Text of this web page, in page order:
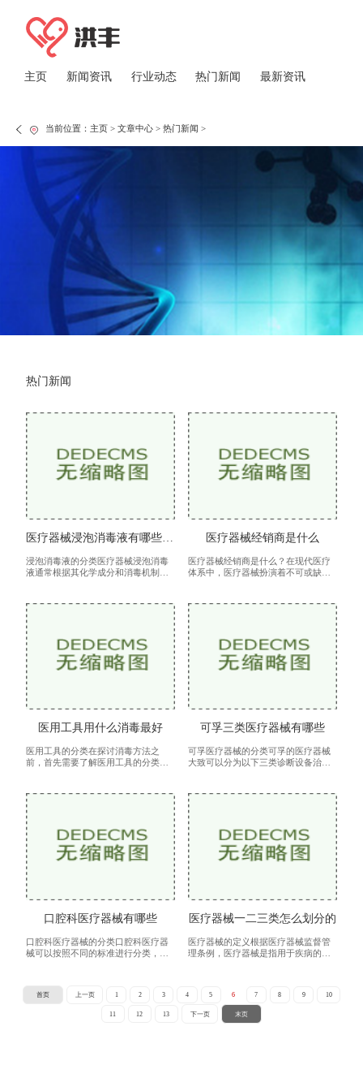
主页 新闻资讯 行业动态 热门新闻 最新资讯
当前位置： 主页> 文章中心> 热门新闻 >
热门新闻
浸泡消毒液的分类医疗器械浸泡消毒
液通常根据其化学成分和消毒机制进
丙醇。这类消毒液能够有效杀灭细
菌、
医疗器械经销商是什么
医疗器械经销商是什么？在现代医疗
体系中，医疗器械扮演着不可或缺的
涵盖了多个领域。而医疗器械经销商
则
医用工具用什么消毒最好
医用工具的分类在探讨消毒方法之
前，首先需要了解医用工具的分类。
械、内窥镜等。这类工具直接接触无
菌部
可孚三类医疗器械有哪些
可孚医疗器械的分类可孚的医疗器械
大致可以分为以下三类诊断设备治疗
备诊断设备是医疗器械的重要组成部
分
口腔科医疗器械有哪些
口腔科医疗器械的分类口腔科医疗器
械可以按照不同的标准进行分类，主
生发现龋齿、牙周病等问题。探针：
医疗器械一二三类怎么划分的
医疗器械的定义根据医疗器械监督管
理条例，医疗器械是指用于疾病的预
起
首页 上一页 1 2 3 4 5 6 7 8 9 10
11 12 13 下一页 末页